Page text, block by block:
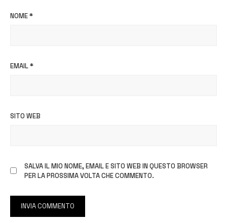
NOME*
EMAIL*
SITO WEB
SALVA IL MIO NOME, EMAIL E SITO WEB IN QUESTO BROWSER
PER LA PROSSIMA VOLTA CHE COMMENTO.